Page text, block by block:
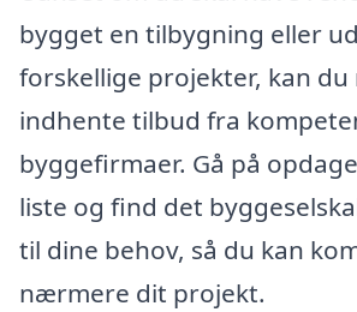
bygget en tilbygning eller
forskellige projekter, kan du
indhente tilbud fra
byggefirmaer. Gå på
liste og find det
til dine behov, så du kan
nærmere dit projekt.